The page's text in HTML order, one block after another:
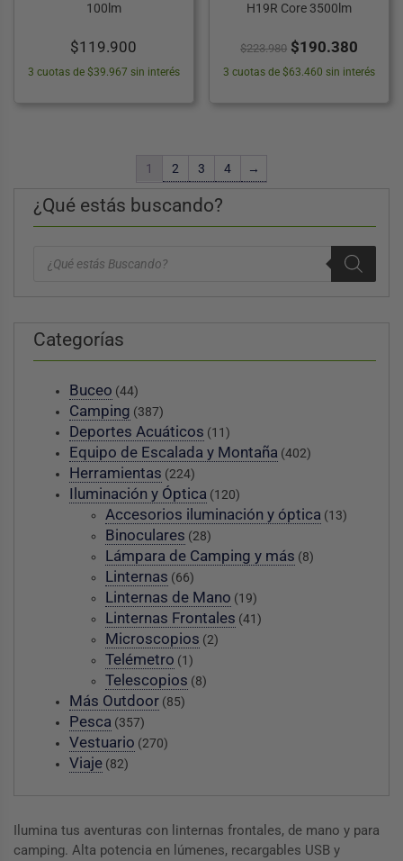
100lm
$119.900
3 cuotas de $39.967 sin interés
H19R Core 3500lm
$223.980 El
precio
era:
$190.380
precio
es:
3 cuotas de $63.460 sin interés
1 2 3 4 →
¿Qué estás buscando?
productos
Categorías
Buceo (44)
Camping (387)
Deportes Acuáticos (11)
Equipo de Escalada y Montaña (402)
Herramientas (224)
Iluminación y Óptica (120)
Accesorios iluminación y óptica (13)
Binoculares (28)
Lámpara de Camping y más (8)
Linternas (66)
Linternas de Mano (19)
Linternas Frontales (41)
Microscopios (2)
Telémetro (1)
Telescopios (8)
Más Outdoor (85)
Pesca (357)
Vestuario (270)
Viaje (82)
Ilumina tus aventuras con linternas frontales, de mano y para
camping. Alta potencia en lúmenes, recargables USB y